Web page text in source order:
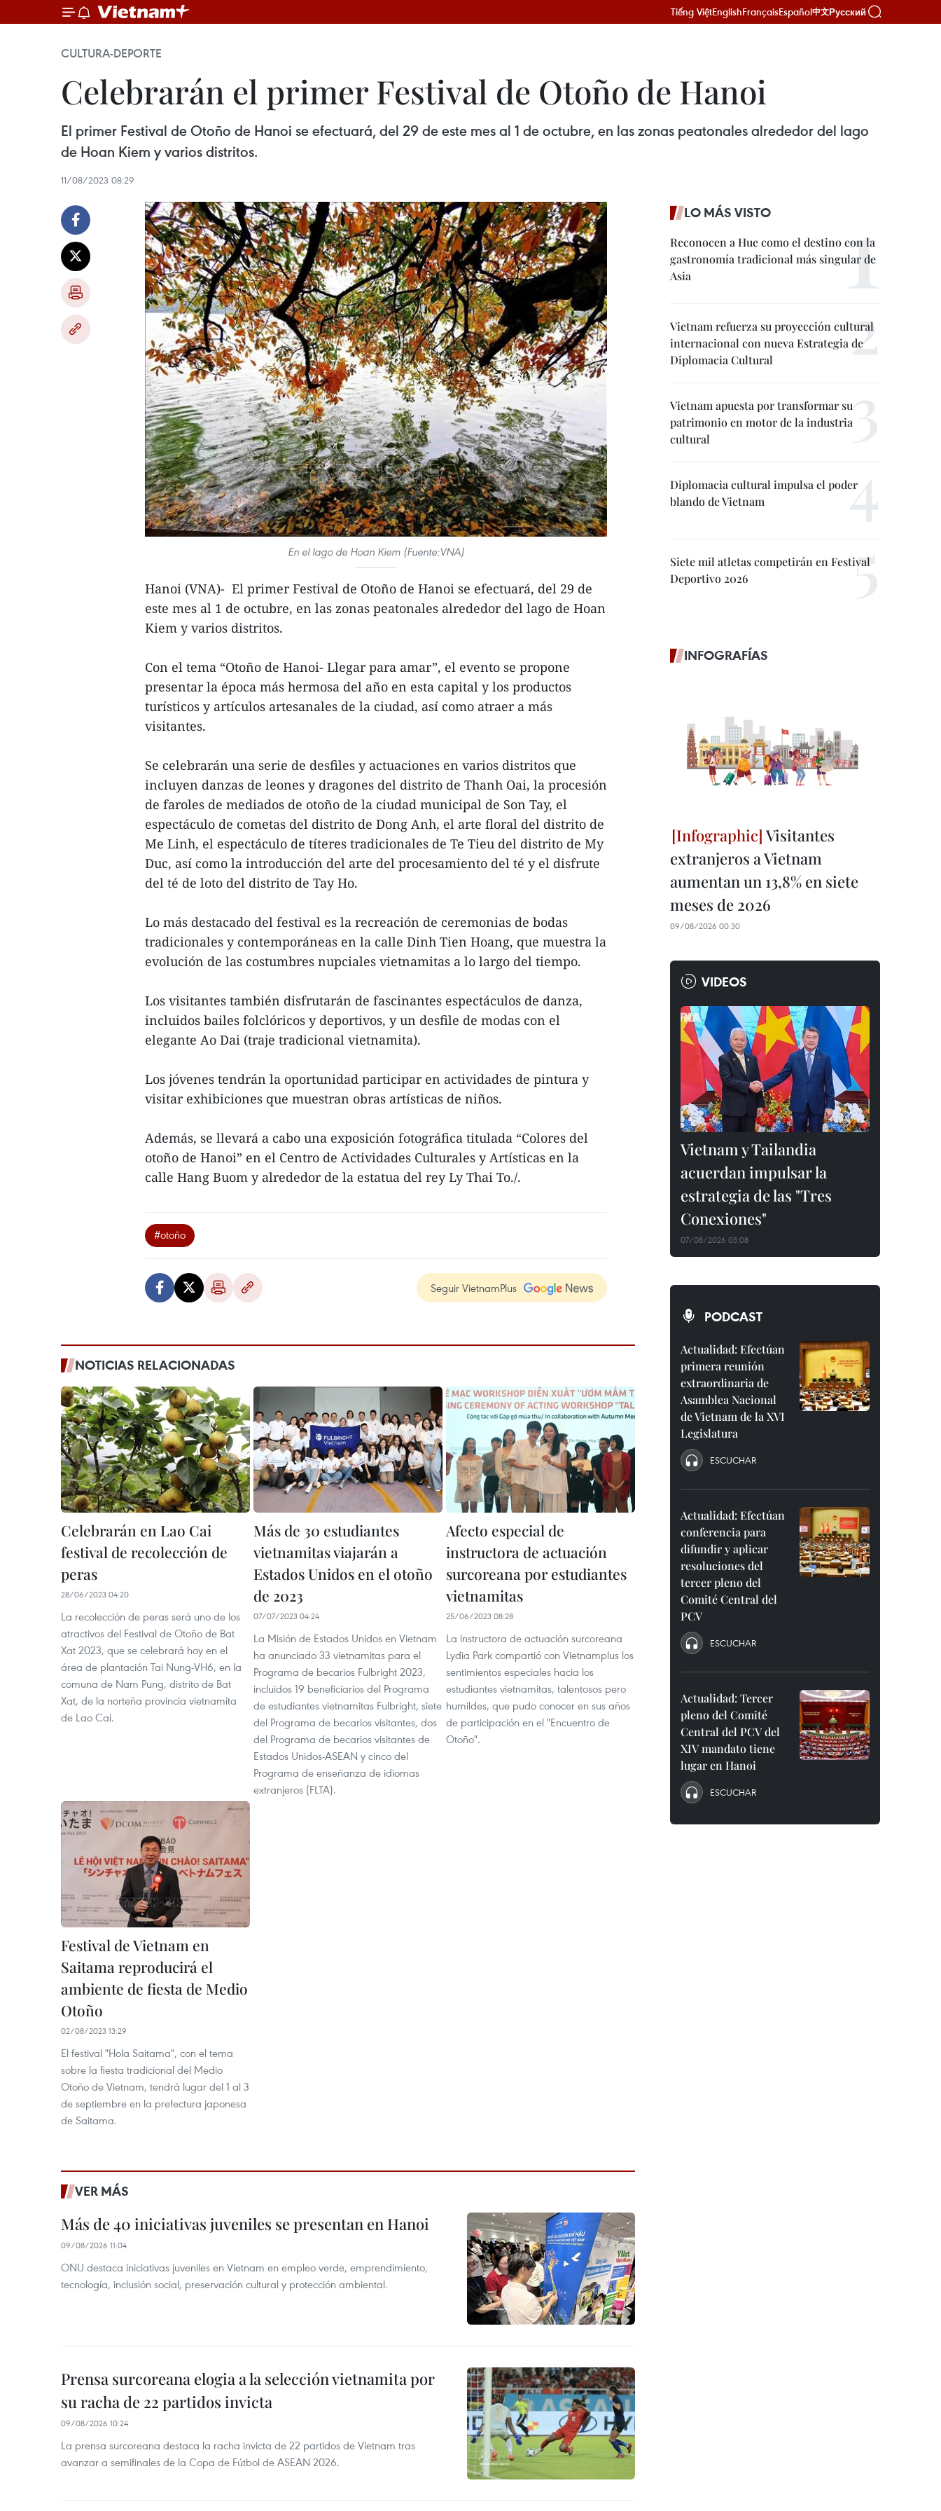
Tiếng ViệtEnglishFrançaisEspañol中文Русский
CULTURA-DEPORTE
Celebrarán el primer Festival de Otoño de Hanoi
El primer Festival de Otoño de Hanoi se efectuará, del 29 de este mes al 1 de octubre, en las zonas peatonales alrededor del lago
de Hoan Kiem y varios distritos.
11/08/2023 08:29
En el lago de Hoan Kiem (Fuente:VNA)
Hanoi (VNA)- El primer Festival de Otoño de Hanoi se efectuará, del 29 de
este mes al 1 de octubre, en las zonas peatonales alrededor del lago de Hoan
Kiem y varios distritos.
Con el tema “Otoño de Hanoi- Llegar para amar”, el evento se propone
presentar la época más hermosa del año en esta capital y los productos
turísticos y artículos artesanales de la ciudad, así como atraer a más
visitantes.
Se celebrarán una serie de desfiles y actuaciones en varios distritos que
incluyen danzas de leones y dragones del distrito de Thanh Oai, la procesión
de faroles de mediados de otoño de la ciudad municipal de Son Tay, el
espectáculo de cometas del distrito de Dong Anh, el arte floral del distrito de
Me Linh, el espectáculo de títeres tradicionales de Te Tieu del distrito de My
Duc, así como la introducción del arte del procesamiento del té y el disfrute
del té de loto del distrito de Tay Ho.
Lo más destacado del festival es la recreación de ceremonias de bodas
tradicionales y contemporáneas en la calle Dinh Tien Hoang, que muestra la
evolución de las costumbres nupciales vietnamitas a lo largo del tiempo.
Los visitantes también disfrutarán de fascinantes espectáculos de danza,
incluidos bailes folclóricos y deportivos, y un desfile de modas con el
elegante Ao Dai (traje tradicional vietnamita).
Los jóvenes tendrán la oportunidad participar en actividades de pintura y
visitar exhibiciones que muestran obras artísticas de niños.
Además, se llevará a cabo una exposición fotográfica titulada “Colores del
otoño de Hanoi” en el Centro de Actividades Culturales y Artísticas en la
calle Hang Buom y alrededor de la estatua del rey Ly Thai To./.
#otoño
Seguir VietnamPlus
NOTICIAS RELACIONADAS
Celebrarán en Lao Cai
festival de recolección de
peras
28/06/2023 04:20
La recolección de peras será uno de los
atractivos del Festival de Otoño de Bat
Xat 2023, que se celebrará hoy en el
área de plantación Tai Nung-VH6, en la
comuna de Nam Pung, distrito de Bat
Xat, de la norteña provincia vietnamita
de Lao Cai.
Más de 30 estudiantes
vietnamitas viajarán a
Estados Unidos en el otoño
de 2023
07/07/2023 04:24
La Misión de Estados Unidos en Vietnam
ha anunciado 33 vietnamitas para el
Programa de becarios Fulbright 2023,
incluidos 19 beneficiarios del Programa
de estudiantes vietnamitas Fulbright, siete
del Programa de becarios visitantes, dos
del Programa de becarios visitantes de
Estados Unidos-ASEAN y cinco del
Programa de enseñanza de idiomas
extranjeros (FLTA).
Afecto especial de
instructora de actuación
surcoreana por estudiantes
vietnamitas
25/06/2023 08:28
La instructora de actuación surcoreana
Lydia Park compartió con Vietnamplus los
sentimientos especiales hacia los
estudiantes vietnamitas, talentosos pero
humildes, que pudo conocer en sus años
de participación en el "Encuentro de
Otoño".
Festival de Vietnam en
Saitama reproducirá el
ambiente de fiesta de Medio
Otoño
02/08/2023 13:29
El festival "Hola Saitama", con el tema
sobre la fiesta tradicional del Medio
Otoño de Vietnam, tendrá lugar del 1 al 3
de septiembre en la prefectura japonesa
de Saitama.
VER MÁS
Más de 40 iniciativas juveniles se presentan en Hanoi
09/08/2026 11:04
ONU destaca iniciativas juveniles en Vietnam en empleo verde, emprendimiento,
tecnología, inclusión social, preservación cultural y protección ambiental.
Prensa surcoreana elogia a la selección vietnamita por
su racha de 22 partidos invicta
09/08/2026 10:24
La prensa surcoreana destaca la racha invicta de 22 partidos de Vietnam tras
avanzar a semifinales de la Copa de Fútbol de ASEAN 2026.
LO MÁS VISTO
Reconocen a Hue como el destino con la
gastronomía tradicional más singular de
Asia
Vietnam refuerza su proyección cultural
internacional con nueva Estrategia de
Diplomacia Cultural
Vietnam apuesta por transformar su
patrimonio en motor de la industria
cultural
Diplomacia cultural impulsa el poder
blando de Vietnam
Siete mil atletas competirán en Festival
Deportivo 2026
INFOGRAFÍAS
Visitantes
extranjeros a Vietnam
aumentan un 13,8% en siete
meses de 2026
09/08/2026 00:30
VIDEOS
Vietnam y Tailandia
acuerdan impulsar la
estrategia de las "Tres
Conexiones"
07/08/2026 03:08
PODCAST
Actualidad: Efectúan
primera reunión
extraordinaria de
Asamblea Nacional
de Vietnam de la XVI
Legislatura
ESCUCHAR
Actualidad: Efectúan
conferencia para
difundir y aplicar
resoluciones del
tercer pleno del
Comité Central del
PCV
ESCUCHAR
Actualidad: Tercer
pleno del Comité
Central del PCV del
XIV mandato tiene
lugar en Hanoi
ESCUCHAR